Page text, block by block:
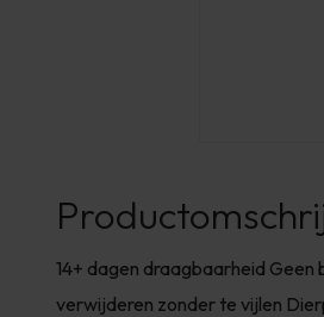
14+ dagen draagbaarheid Geen
verwijderen zonder te vijlen